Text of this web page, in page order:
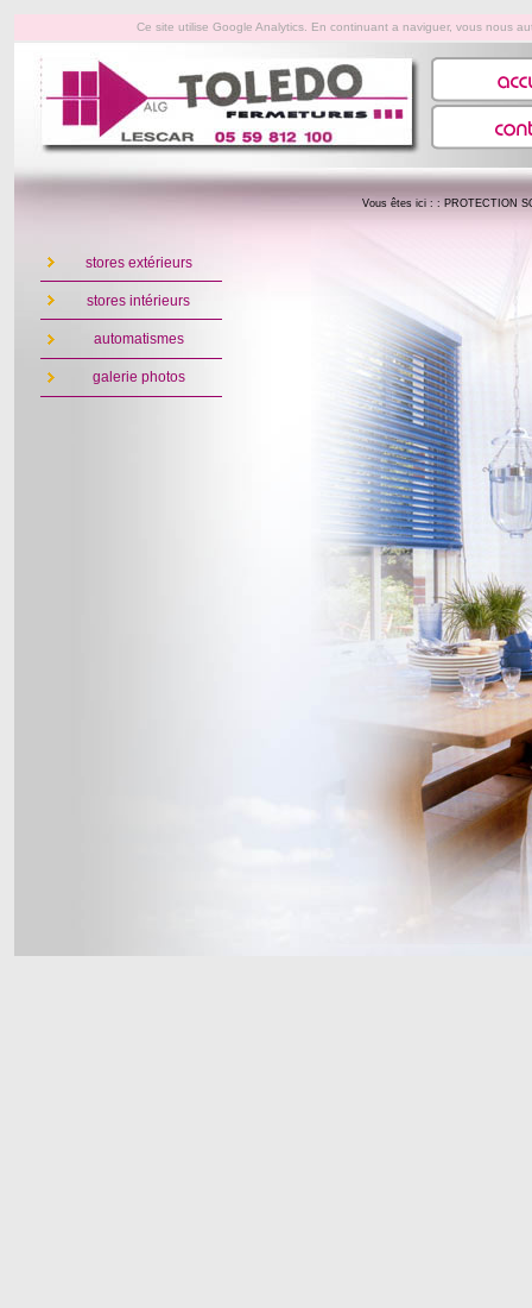
Ce site utilise Google Analytics. En continuant a naviguer, vous nous
stores extérieurs
stores intérieurs
automatismes
galerie photos
Vous êtes ici : : PROTECTION